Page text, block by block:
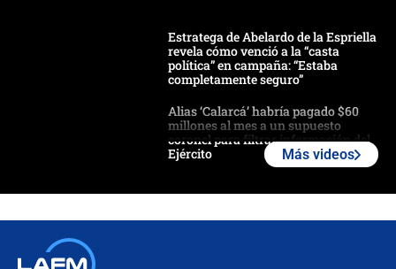
Estratega de Abelardo de la Espriella
revela cómo venció a la “casta
política” en campaña: “Estaba
completamente seguro”
Alias ‘Calarcá’ habría pagado $60
millones al mes a un supuesto
coronel para filtrar información del
Ejército
Más videos